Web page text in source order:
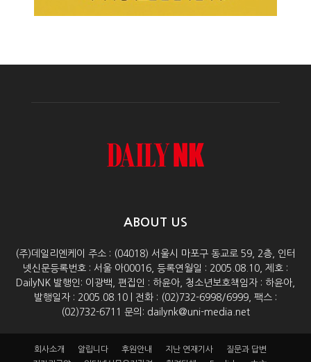
ABOUT US
(주)데일리엔케이 주소 : (04018) 서울시 마포구 동교로 59, 2층, 인터
넷신문등록번호 : 서울 아00016, 등록연월일 : 2005.08.10, 제호 :
DailyNK 발행인: 이광백, 편집인 : 하윤아, 청소년보호책임자 : 하윤아,
발행일자 : 2005.08.10 | 전화 : (02)732-6998/6999, 팩스 :
(02)732-6711 문의: dailynk@uni-media.net
회사소개 알립니다 후원안내 지난 연재기사
질문과 답변